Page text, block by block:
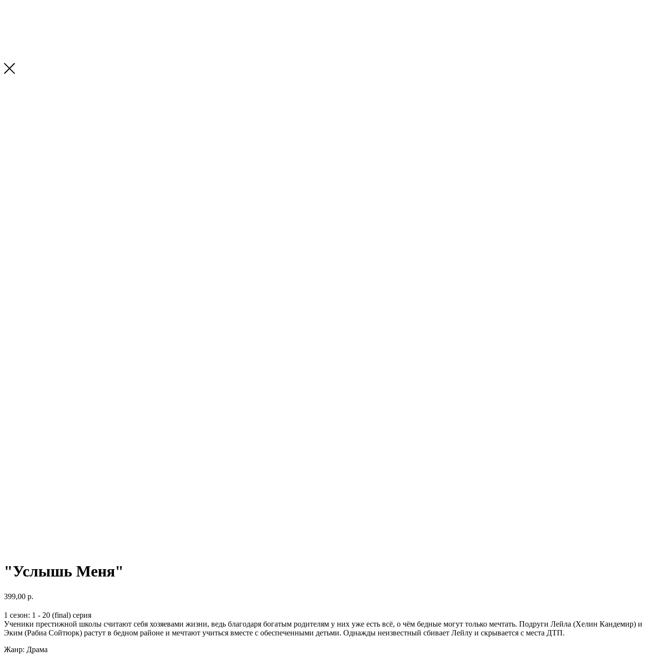
"Услышь Меня"
399,00 р.
1 сезон: 1 - 20 (final) серия
Ученики престижной школы считают себя хозяевами жизни, ведь благодаря богатым родителям у них уже есть всё, о чём бедные могут только мечтать. Подруги Лейла (Хелин Кандемир) и
Эким (Рабиа Сойтюрк) растут в бедном районе и мечтают учиться вместе с обеспеченными детьми. Однажды неизвестный сбивает Лейлу и скрывается с места ДТП.
Жанр: Драма